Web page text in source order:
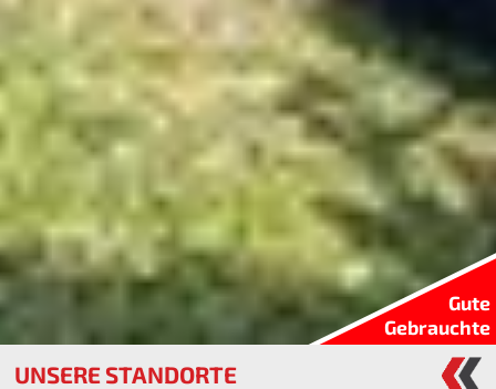
Gute
Gebrauchte
UNSERE STANDORTE